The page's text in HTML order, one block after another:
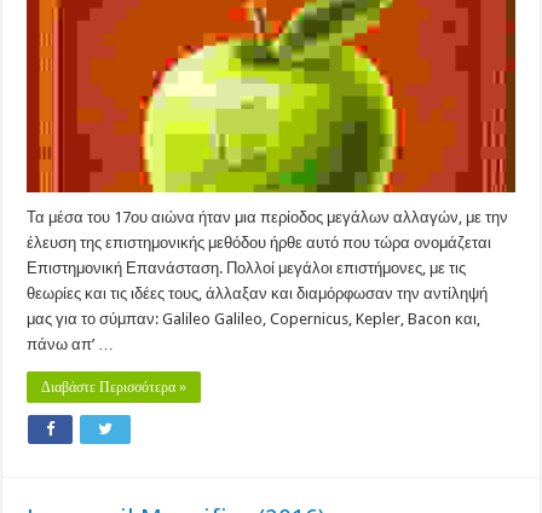
Τα μέσα του 17ου αιώνα ήταν μια περίοδος μεγάλων αλλαγών, με την
έλευση της επιστημονικής μεθόδου ήρθε αυτό που τώρα ονομάζεται
Επιστημονική Επανάσταση. Πολλοί μεγάλοι επιστήμονες, με τις
θεωρίες και τις ιδέες τους, άλλαξαν και διαμόρφωσαν την αντίληψή
μας για το σύμπαν: Galileo Galileo, Copernicus, Kepler, Bacon και,
πάνω απ’ …
Διαβάστε Περισσότερα »